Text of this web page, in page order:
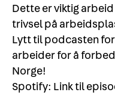
Dette er viktig
trivsel på
Lytt til podcasten for
arbeider for å
Norge!
Spotify: Link til